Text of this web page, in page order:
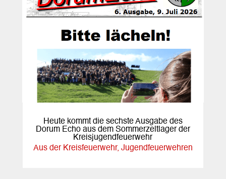
Heute kommt die sechste Ausgabe des
Dorum Echo aus dem Sommerzeltlager der
Kreisjugendfeuerwehr
Aus der Kreisfeuerwehr, Jugendfeuerwehren